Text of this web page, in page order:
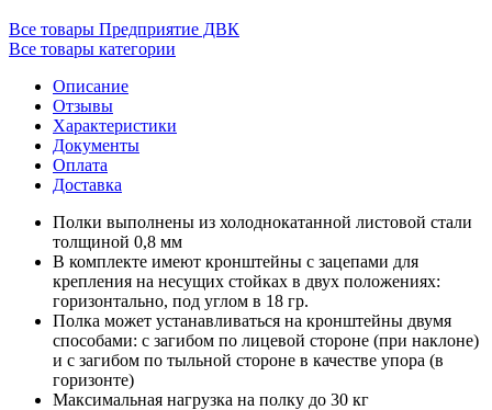
Все товары Предприятие ДВК
Все товары категории
Описание
Отзывы
Характеристики
Документы
Оплата
Доставка
Полки выполнены из холоднокатанной листовой стали
толщиной 0,8 мм
В комплекте имеют кронштейны с зацепами для
крепления на несущих стойках в двух положениях:
горизонтально, под углом в 18 гр.
Полка может устанавливаться на кронштейны двумя
способами: с загибом по лицевой стороне (при наклоне)
и с загибом по тыльной стороне в качестве упора (в
горизонте)
Максимальная нагрузка на полку до 30 кг